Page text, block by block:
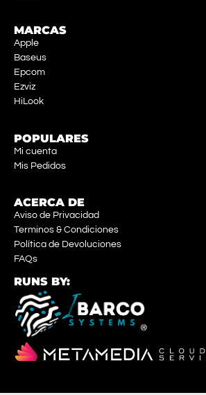
MARCAS
Apple
Baseus
Epcom
Ezviz
HiLook
POPULARES
Mi cuenta
Mis Pedidos
ACERCA DE
Aviso de Privacidad
Terminos & Condiciones
Política de Devoluciones
FAQs
RUNS BY: